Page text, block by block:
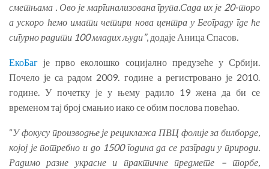
сметњама . Ово је маргинализована група.Сада их је 20-торо
а ускоро ћемо имати четири нова центра у Београду где ће
сигурно радити 100 младих људи”, додаје Аница Спасов.
ЕкоБаг је прво еколошко социјално предузеће у Србији.
Почело је са радом 2009. године а регистровано је 2010.
године. У почетку је у њему радило 19 жена да би се
временом тај број смањио иако се обим послова повећао.
“У фокусу производње је рециклажа ПВЦ фолије за билборде,
којој је потребно и до 1500 година да се разгради у природи.
Радимо разне украсне и практичне предмете – торбе,